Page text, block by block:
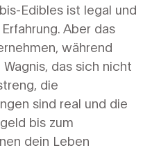
Edibles ist legal und
Aber das
während
das sich nicht
die
sind real und die
bis zum
dein Leben